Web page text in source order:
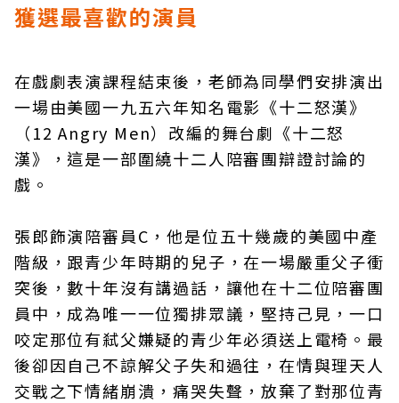
獲選最喜歡的演員
在戲劇表演課程結束後，老師為同學們安排演出
一場由美國一九五六年知名電影《十二怒漢》
（12 Angry Men）改編的舞台劇《十二怒
漢》，這是一部圍繞十二人陪審團辯證討論的
戲。
張郎飾演陪審員C，他是位五十幾歲的美國中產
階級，跟青少年時期的兒子，在一場嚴重父子衝
突後，數十年沒有講過話，讓他在十二位陪審團
員中，成為唯一一位獨排眾議，堅持己見，一口
咬定那位有弒父嫌疑的青少年必須送上電椅。最
後卻因自己不諒解父子失和過往，在情與理天人
交戰之下情緒崩潰，痛哭失聲，放棄了對那位青